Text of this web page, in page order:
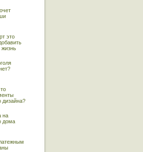
это
жизнь
дизайна?
на
дома